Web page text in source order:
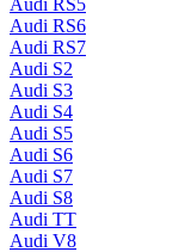
Audi RS6
Audi RS7
Audi S2
Audi S3
Audi S4
Audi S5
Audi S6
Audi S7
Audi S8
Audi TT
Audi V8